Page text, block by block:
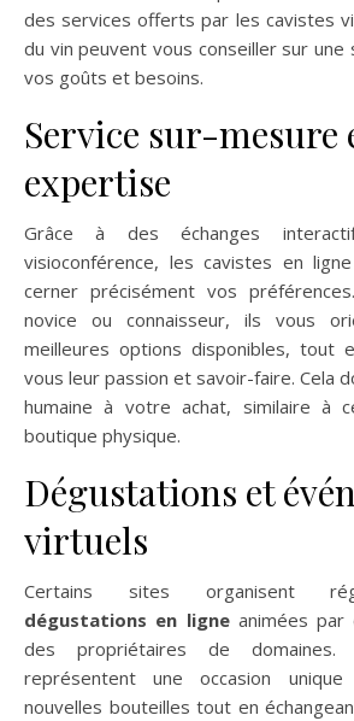
des services offerts par les cavistes
du vin peuvent vous conseiller sur une
vos goûts et besoins.
Service sur-mesure
expertise
Grâce à des échanges
visioconférence, les cavistes en
cerner précisément vos
novice ou connaisseur, ils vous
meilleures options disponibles, tout
vous leur passion et savoir-faire. Cela
humaine à votre achat, similaire à
boutique physique.
Dégustations et
virtuels
Certains sites organisent
dégustations en ligneanimées par
des propriétaires de domaines.
représentent une occasion
nouvelles bouteilles tout en